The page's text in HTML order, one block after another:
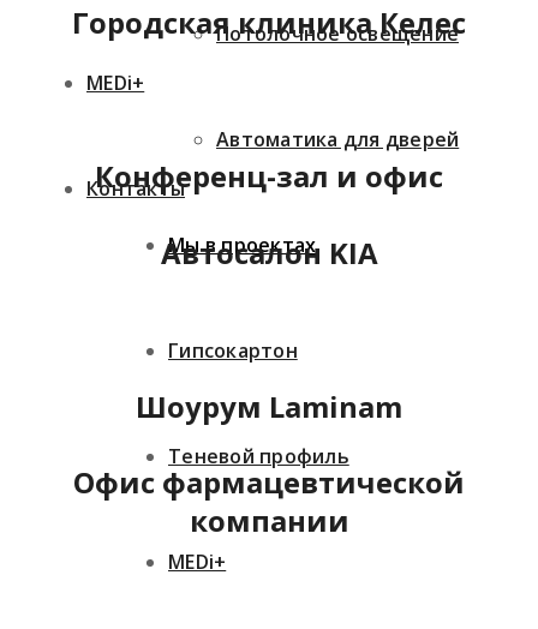
MEDi+
Контакты
Потолочное освещение
Автоматика для дверей
Мы в проектах
Гипсокартон
Теневой профиль
MEDi+
Городская клиника Келес
Конференц-зал и офис
Автосалон KIA
Шоурум Laminam
Офис фармацевтической
компании